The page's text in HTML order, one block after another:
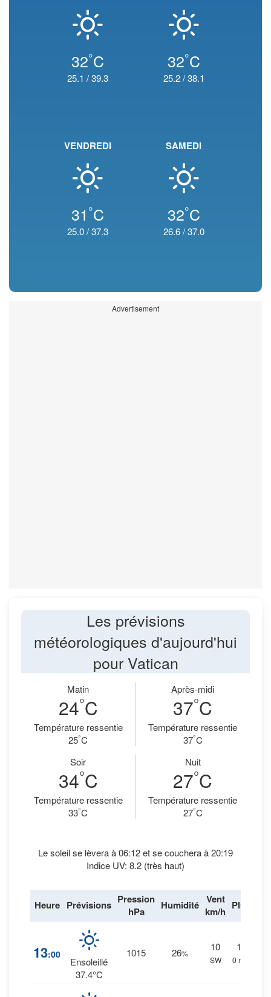
32°C
25.1 /39.3
32°C
25.2/38.1
VENDREDI
31 °C
25.0/37.3
SAMEDI
32°C
26.6/37.0
Advertisement
Les prévisions
météorologiques d'aujourd'hui
pour Vatican
Matin
24°C
Température ressentie
25°C
Après-midi
37°C
Température ressentie
37°C
Soir
34°C
Température ressentie
33°C
Nuit
27°C
Température ressentie
27°C
Le soleil se lèvera à 06:12 et se couchera à 20:19
Indice UV: 8.2 (très haut)
Heure Prévisions Pression
hPa
Humidité Vent
km/h Pluie
13:00
Ensoleillé
37.4°C
1015 26%
10
SW
1
0 mm.